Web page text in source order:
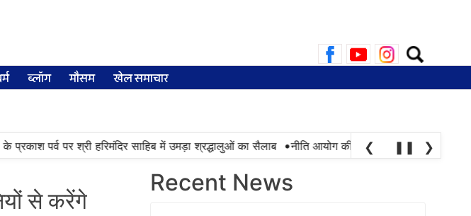
Search
for:
ब्लॉग मौसम खेल समाचार
पर्व पर श्री हरिमंदिर साहिब में उमड़ा श्रद्धालुओं का सैलाब •नीति आयोग की रैंकिंग में पंजाब ने केरल को पछाड़ा;
❮ ❚❚ ❯
से करेंगे
Recent News